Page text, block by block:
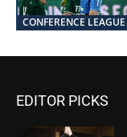
CONFERENCE LEAGUE
EDITOR PICKS